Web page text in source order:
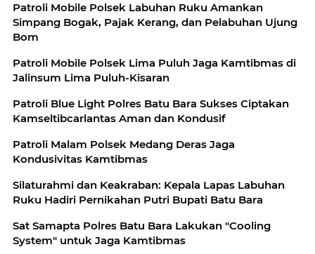
Patroli Mobile Polsek Labuhan Ruku Amankan
Simpang Bogak, Pajak Kerang, dan Pelabuhan Ujung
Bom
Patroli Mobile Polsek Lima Puluh Jaga Kamtibmas di
Jalinsum Lima Puluh-Kisaran
Patroli Blue Light Polres Batu Bara Sukses Ciptakan
Kamseltibcarlantas Aman dan Kondusif
Patroli Malam Polsek Medang Deras Jaga
Kondusivitas Kamtibmas
Silaturahmi dan Keakraban: Kepala Lapas Labuhan
Ruku Hadiri Pernikahan Putri Bupati Batu Bara
Sat Samapta Polres Batu Bara Lakukan "Cooling
System" untuk Jaga Kamtibmas